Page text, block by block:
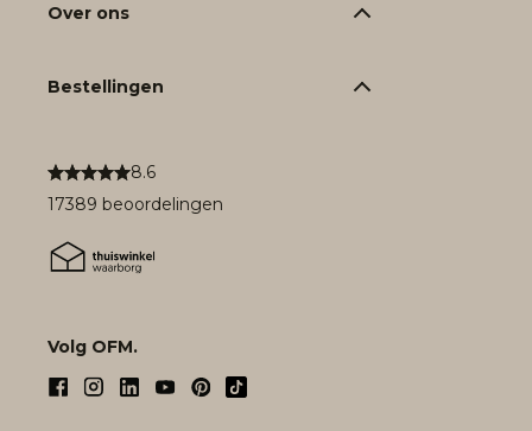
8.6
17389 beoordelingen
Volg OFM.
Over ons
Bestellingen